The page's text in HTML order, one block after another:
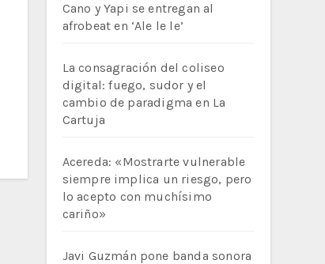
Cano y Yapi se entregan al
afrobeat en ‘Ale le le’
La consagración del coliseo
digital: fuego, sudor y el
cambio de paradigma en La
Cartuja
Acereda: «Mostrarte vulnerable
siempre implica un riesgo, pero
lo acepto con muchísimo
cariño»
Javi Guzmán pone banda sonora